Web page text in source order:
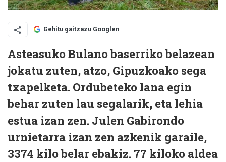
Gehitu gaitzazu Googlen
Asteasuko Bulano baserriko belazean
jokatu zuten, atzo, Gipuzkoako sega
txapelketa. Ordubeteko lana egin
behar zuten lau segalarik, eta lehia
estua izan zen. Julen Gabirondo
urnietarra izan zen azkenik garaile,
3374 kilo belar ebakiz. 77 kiloko aldea